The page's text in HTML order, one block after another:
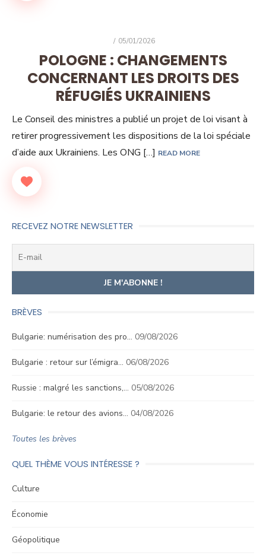
POSTED
05/01/2026
POLOGNE : CHANGEMENTS
CONCERNANT LES DROITS DES
RÉFUGIÉS UKRAINIENS
Le Conseil des ministres a publié un projet de loi visant à
retirer progressivement les dispositions de la loi spéciale
d’aide aux Ukrainiens. Les ONG […] READ MORE
RECEVEZ NOTRE NEWSLETTER
BRÈVES
Bulgarie: numérisation des pro… 09/08/2026
Bulgarie : retour sur l’émigra… 06/08/2026
Russie : malgré les sanctions,… 05/08/2026
Bulgarie: le retour des avions… 04/08/2026
Toutes les brèves
QUEL THÈME VOUS INTÉRESSE ?
Culture
Économie
Géopolitique